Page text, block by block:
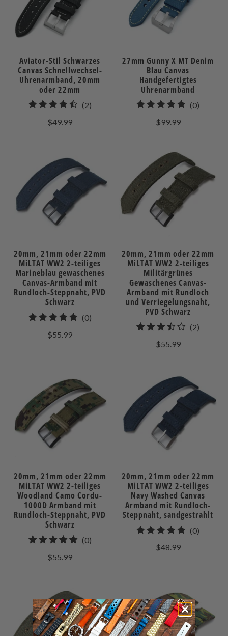
Aviator-Stil Schwarzes
Canvas Schnellwechsel-
Uhrenarmband, 20mm
oder 22mm
(2)2
$49.99
27mm Gunny X MT Denim
Blau Canvas
Handgefertigtes
Uhrenarmband
(0)
$99.99
20mm, 21mm oder 22mm
MiLTAT WW2 2-teiliges
Marineblau gewaschenes
Canvas-Armband mit
Rundloch-Steppnaht, PVD
Schwarz
(0)0
$55.99
20mm, 21mm oder 22mm
MiLTAT WW2 2-teiliges
Militärgrünes
Gewaschenes Canvas-
Armband mit Rundloch
und Verriegelungsnaht,
PVD Schwarz
(2)
$55.99
20mm, 21mm oder 22mm
MiLTAT WW2 2-teiliges
Woodland Camo Cordu-
1000D Armband mit
Rundloch-Steppnaht, PVD
Schwarz
(0)0
$55.99
20mm, 21mm oder 22mm
MiLTAT WW2 2-teiliges
Navy Washed Canvas
Armband mit Rundloch-
Steppnaht, sandgestrahlt
(0)
$48.99